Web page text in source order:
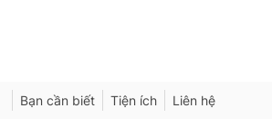
Bạn cần biết Tiện ích Liên hệ